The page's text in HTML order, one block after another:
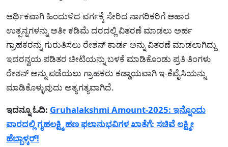
ಆರ್ಥಿಕವಾಗಿ ಹಿಂದುಳಿದ ವರ್ಗಕ್ಕೆ ಸೇರಿದ ನಾಗರಿಕರಿಗೆ ಆಹಾರ
ಉತ್ಪನ್ನಗಳನ್ನು ಅತೀ ಕಡಿಮೆ ದರದಲ್ಲಿ ವಿತರಣೆ ಮಾಡಲು ಅರ್ಹ
ಗ್ರಾಹಕರನ್ನು ಗುರುತಿಸಲು ರೇಶನ್ ಕಾರ್ಡ ಅನ್ನು ವಿತರಣೆ ಮಾಡಲಾಗಿದ್ದು
ಇದರನ್ವಯ ಪಡಿತರ ಚೀಟಿಯನ್ನು ಬಳಕೆ ಮಾಡಿಕೊಂಡು ಪ್ರತಿ ತಿಂಗಳು
ರೇಶನ್ ಅನ್ನು ಪಡೆಯಲು ಗ್ರಾಹಕರು ಕಡ್ಡಾಯವಾಗಿ ಇ-ಕೆವೈಸಿಯನ್ನು
ಮಾಡಿಕೊಳ್ಳುವುದು ಅತ್ಯಗತ್ಯವಾಗಿದೆ.
ಇದನ್ನೂ ಓದಿ: Gruhalakshmi Amount-2025: ಇನ್ನೊಂದು
ವಾರದಲ್ಲಿ ಗೃಹಲಕ್ಷ್ಮಿ ಹಣ ಫಲಾನುಭವಿಗಳ ಖಾತೆಗೆ: ಸಚಿವೆ ಲಕ್ಷ್ಮೀ
ಹೆಬ್ಬಾಳ್ಕರ್!